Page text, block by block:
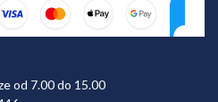
od 7.00 do 15.00